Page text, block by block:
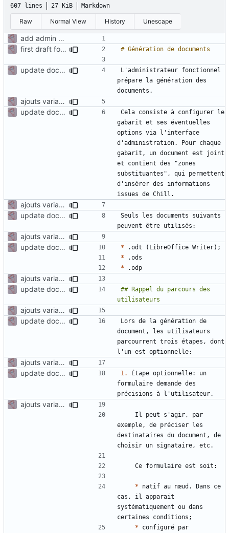
607 lines 27 KiB Markdown
Raw Normal View History Unescape
add admin manual in same repo
first draft for admin manual - generation document
update documentation for docgen
L'administrateur fonctionnel
prépare la génération des
ajouts variables suite réunion 22/09
update documentation for docgen
Cela consiste à configurer le
gabarit et ses éventuelles
options via l'interface
d'administration. Pour chaque
gabarit, un document est joint
et contient des "zones
substituantes", qui permettent
d'insérer des informations
ajouts variables suite réunion 22/09
update documentation for docgen
Seuls les documents suivants
ajouts variables suite réunion 22/09
update documentation for docgen
*
*
*
ajouts variables suite réunion 22/09
update documentation for docgen
## Rappel du parcours des
ajouts variables suite réunion 22/09
update documentation for docgen
Lors de la génération de
document, les utilisateurs
parcourrent trois étapes, dont
ajouts variables suite réunion 22/09
update documentation for docgen
1.
Étape optionnelle: un
formulaire demande des
ajouts variables suite réunion 22/09
exemple, de préciser les
destinataires du document, de
* natif au nœud. Dans ce
cas, il apparait
systématiquement ou dans
* configuré par